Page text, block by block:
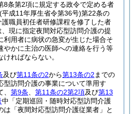
8条第2項に規定する政令で定める者
(平成11年厚生省令第36号)第22条の
職員初任者研修課程を修了した者
、現に指定夜間対応型訪問介護の提
利用者に病状の急変が生じた場合そ
やかに主治の医師への連絡を行う等
ればならない。
及び第11条の2から第13条の2 までの
型訪問介護の事業について準用す
第9条 第11条の2第2項及び第13
中「定期巡回・随時対応型訪問介護
は「夜間対応型訪問介護従業者」と